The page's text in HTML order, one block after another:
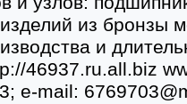
из бронзы
и
46937.ru.all.biz
e-mail: